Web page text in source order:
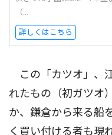
（...
詳しくはこちら
この「カツオ」、
れたもの（初ガツオ
か、鎌倉から来る船
く買い付ける者も現